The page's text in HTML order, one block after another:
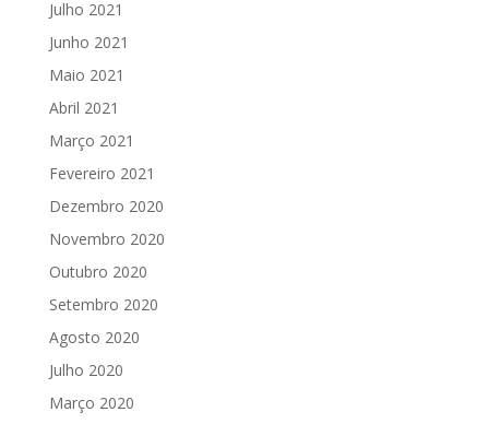
Julho 2021
Junho 2021
Maio 2021
Abril 2021
Março 2021
Fevereiro 2021
Dezembro 2020
Novembro 2020
Outubro 2020
Setembro 2020
Agosto 2020
Julho 2020
Março 2020